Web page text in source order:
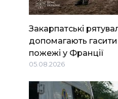
Закарпатські
допомагають гасити
пожежі у Франції
05.08.2026